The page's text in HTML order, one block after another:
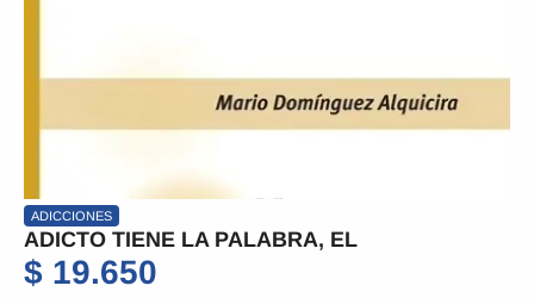
ADICCIONES
ADICTO TIENE LA PALABRA, EL
$ 19.650